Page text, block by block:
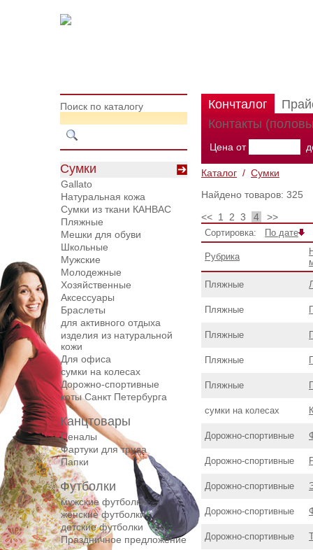
Поиск по каталогу
Сумки
Gallato
Натуральная кожа
Сумки из ткани КАНВАС
Пляжные
Мешки для обуви
Школьные
Мужские
Молодежные
Хозяйственные
Аксессуары
Браслеты
для активного отдыха
изделия из натуральной
кожи
Для офиса
сумки на колесах
Дорожнo-спортивные
коты Санкт Петербурга
Канцтовары
Пеналы
Фартуки для труда
Папки
Футболки
мужские футболки
женские футболки
детские футболки
Праздничное предложение
Кончталог
Контакты
Цена от
Каталог / Сумки
Найдено товаров: 325
<< 1 2 3 4 >>
Сортировка: По дате
Рубрика
Пляжные
Пляжные
Пляжные
Пляжные
Пляжные
сумки на колесах
Дорожнo-спортивные
Дорожнo-спортивные
Дорожнo-спортивные
Дорожнo-спортивные
Дорожнo-спортивные